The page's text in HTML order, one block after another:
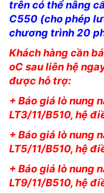
trên có thể nâng
C550 (cho phép
chương trình 20
Khách hàng cần
oC sau liên hệ
được hỗ trợ:
+ Báo giá lò nung
LT3/11/B510, hệ
+ Báo giá lò nung
LT5/11/B510, hệ
+ Báo giá lò nung
LT9/11/B510, hệ